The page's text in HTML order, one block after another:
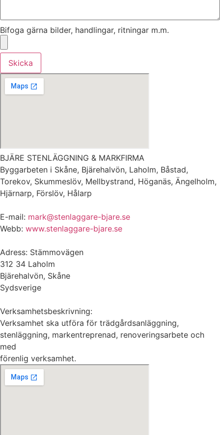
Bifoga gärna bilder, handlingar, ritningar m.m.
Skicka
BJÄRE STENLÄGGNING & MARKFIRMA
Byggarbeten i Skåne, Bjärehalvön, Laholm, Båstad,
Torekov, Skummeslöv, Mellbystrand, Höganäs, Ängelholm,
Hjärnarp, Förslöv, Hålarp
E-mail: mark@stenlaggare-bjare.se
Webb: www.stenlaggare-bjare.se
Adress: Stämmovägen
312 34 Laholm
Bjärehalvön, Skåne
Sydsverige
Verksamhetsbeskrivning:
Verksamhet ska utföra för trädgårdsanläggning,
stenläggning, markentreprenad, renoveringsarbete och
med
förenlig verksamhet.